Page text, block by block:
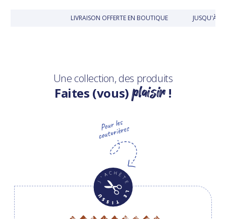
LIVRAISON OFFERTE EN BOUTIQUE JUSQU'À
Une collection, des produits
Faites (vous)plaisir!